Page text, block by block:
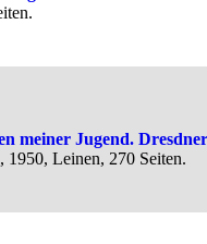
meiner Jugend.
1950, Leinen, 270 Seiten.